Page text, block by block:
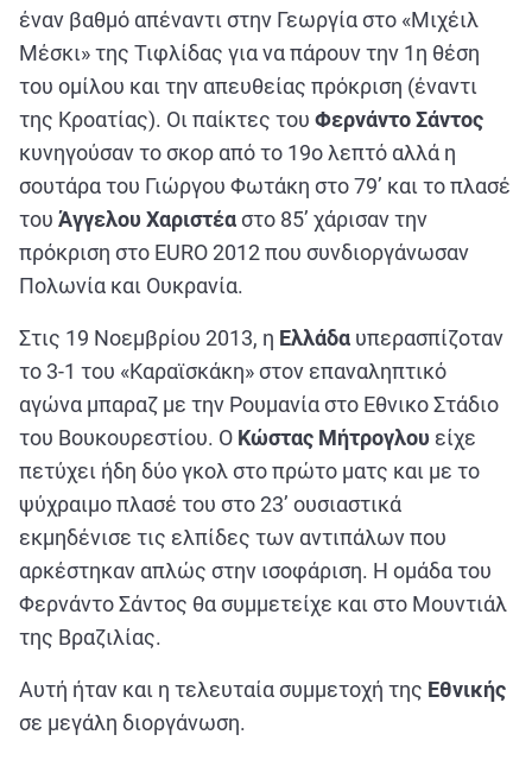
έναν βαθμό απέναντι στην Γεωργία στο «Μιχέιλ
Μέσκι» της Τιφλίδας για να πάρουν την 1η θέση
του ομίλου και την απευθείας πρόκριση (έναντι
της Κροατίας). Οι παίκτες του Φερνάντο Σάντος
κυνηγούσαν το σκορ από το 19ο λεπτό αλλά η
σουτάρα του Γιώργου Φωτάκη στο 79’ και το πλασέ
του Άγγελου Χαριστέαστο 85’ χάρισαν την
πρόκριση στο EURO 2012 που συνδιοργάνωσαν
Πολωνία και Ουκρανία.
Στις 19 Νοεμβρίου 2013, η Ελλάδα υπερασπίζοταν
το 3-1 του «Καραϊσκάκη» στον επαναληπτικό
αγώνα μπαραζ με την Ρουμανία στο Εθνικο Στάδιο
του Βουκουρεστίου. Ο Κώστας Μήτρογλου είχε
πετύχει ήδη δύο γκολ στο πρώτο ματς και με το
ψύχραιμο πλασέ του στο 23’ ουσιαστικά
εκμηδένισε τις ελπίδες των αντιπάλων που
αρκέστηκαν απλώς στην ισοφάριση. Η ομάδα του
Φερνάντο Σάντος θα συμμετείχε και στο Μουντιάλ
της Βραζιλίας.
Αυτή ήταν και η τελευταία συμμετοχή της Εθνικής
σε μεγάλη διοργάνωση.